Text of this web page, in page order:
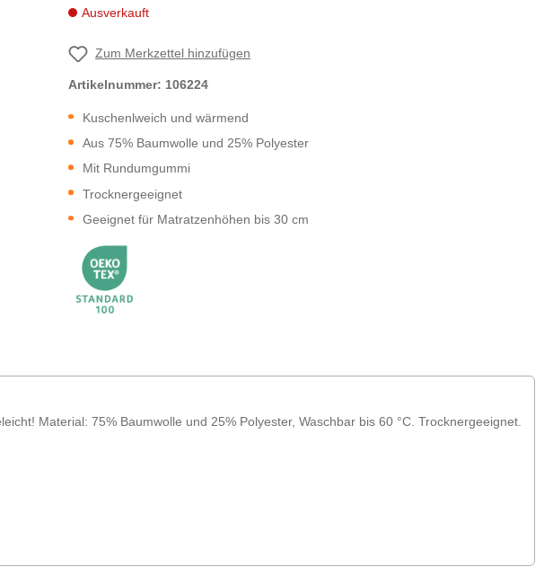
Ausverkauft
Zum Merkzettel hinzufügen
Artikelnummer: 106224
Kuschenlweich und wärmend
Aus 75% Baumwolle und 25% Polyester
Mit Rundumgummi
Trocknergeeignet
Geeignet für Matratzenhöhen bis 30 cm
Material: 75% Baumwolle und 25% Polyester, Waschbar bis 60 °C. Trocknergeeignet.